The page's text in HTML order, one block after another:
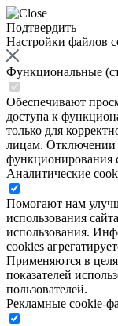
Подтвердить
Настройки файлов
Функциональные
Обеспечивают
доступа к
только для
лицам. Отключении
функционирования
Аналитические
Помогают нам
использования
использования.
cookies
Применяются в
показателей
пользователей.
Рекламные cookie-